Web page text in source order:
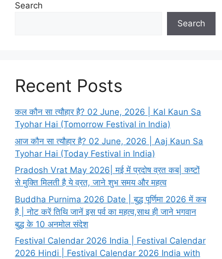
Search
Search
Recent Posts
कल कौन सा त्यौहार है? 02 June, 2026 | Kal Kaun Sa
Tyohar Hai (Tomorrow Festival in India)
आज कौन सा त्यौहार है? 02 June, 2026 | Aaj Kaun Sa
Tyohar Hai (Today Festival in India)
Pradosh Vrat May 2026| मई में प्रदोष व्रत कब| कष्टों
से मुक्ति मिलती है ये व्रत, जाने शुभ समय और महत्व
Buddha Purnima 2026 Date | बुद्ध पूर्णिमा 2026 में कब
है | नोट करें तिथि जानें इस पर्व का महत्व,साथ ही जाने भगवान
बुद्ध के 10 अनमोल संदेश
Festival Calendar 2026 India | Festival Calendar
2026 Hindi | Festival Calendar 2026 India with